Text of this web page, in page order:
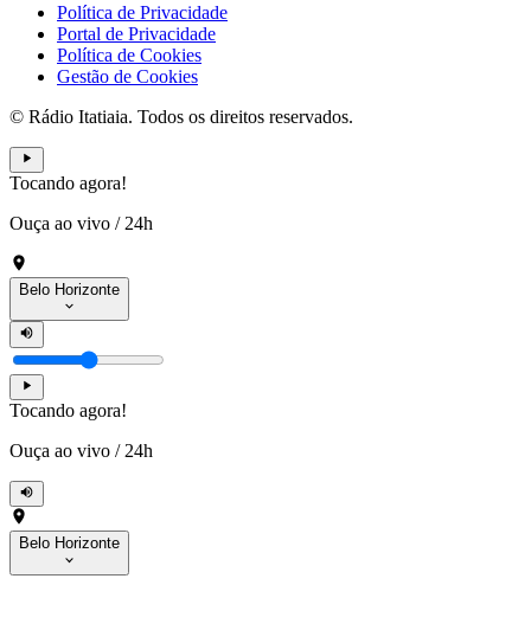
Política de Privacidade
Portal de Privacidade
Política de Cookies
Gestão de Cookies
© Rádio Itatiaia. Todos os direitos reservados.
Tocando agora!
Ouça ao vivo / 24h
Belo Horizonte
Tocando agora!
Ouça ao vivo / 24h
Belo Horizonte